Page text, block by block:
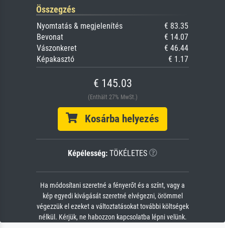
Összegzés
Nyomtatás & megjelenítés
€ 83.35
Bevonat
€ 14.07
Vászonkeret
€ 46.44
Képakasztó
€ 1.17
€ 145.03
(Enthält 27% MwSt.)
Kosárba helyezés
Képélesség: TÖKÉLETES
Ha módosítani szeretné a fényerőt és a színt, vagy a
kép egyedi kivágását szeretné elvégezni, örömmel
végezzük el ezeket a változtatásokat további költségek
nélkül. Kérjük, ne habozzon kapcsolatba lépni velünk.